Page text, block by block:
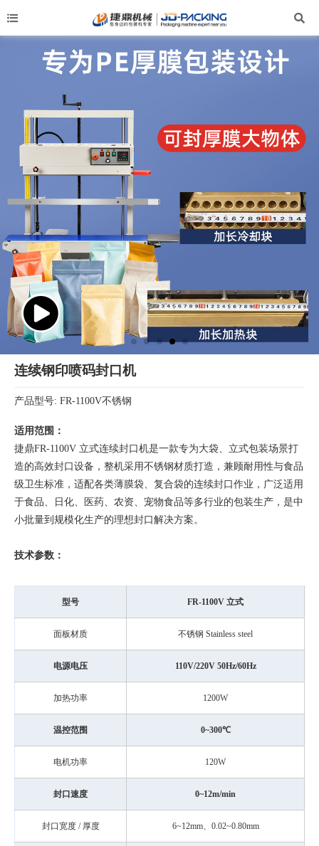
连续钢印喷码封口机
产品型号: FR-1100V不锈钢
适用范围：
捷鼎FR-1100V 立式连续封口机是一款专为大袋、立式包装场景打
造的高效封口设备，整机采用不锈钢材质打造，兼顾耐用性与食品
级卫生标准，适配各类薄膜袋、复合袋的连续封口作业，广泛适用
于食品、日化、医药、农资、宠物食品等多行业的包装生产，是中
小批量到规模化生产的理想封口解决方案。
技术参数：
型号 FR-1100V 立式
面板材质 不锈钢 Stainless steel
电源电压 110V/220V 50Hz/60Hz
加热功率 1200W
温控范围 0~300℃
电机功率 120W
封口速度 0~12m/min
封口宽度 / 厚度 6~12mm、0.02~0.80mm